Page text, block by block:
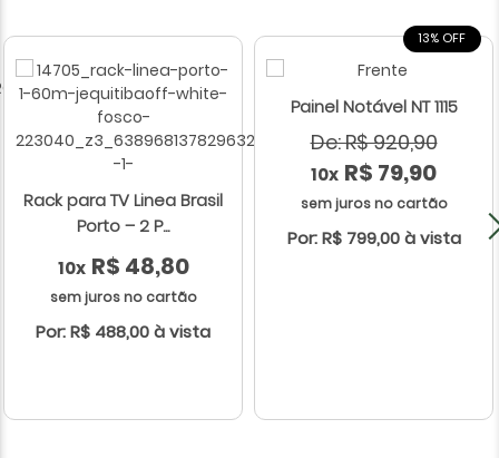
Rack para TV Linea Brasil
Porto – 2 P...
10x R$ 48,80
sem juros no cartão
Por: R$ 488,00 à vista
13% OFF
Painel Notável NT 1115
De: R$ 920,90
10x R$ 79,90
sem juros no cartão
Por: R$ 799,00 à vista